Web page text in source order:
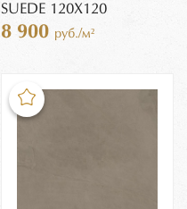
SUEDE 120X120
8 900 руб./м²